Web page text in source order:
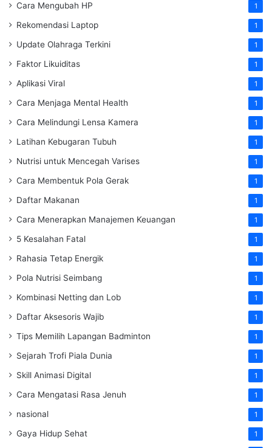
Cara Mengubah HP 1
Rekomendasi Laptop 1
Update Olahraga Terkini 1
Faktor Likuiditas 1
Aplikasi Viral 1
Cara Menjaga Mental Health 1
Cara Melindungi Lensa Kamera 1
Latihan Kebugaran Tubuh 1
Nutrisi untuk Mencegah Varises 1
Cara Membentuk Pola Gerak 1
Daftar Makanan 1
Cara Menerapkan Manajemen Keuangan 1
5 Kesalahan Fatal 1
Rahasia Tetap Energik 1
Pola Nutrisi Seimbang 1
Kombinasi Netting dan Lob 1
Daftar Aksesoris Wajib 1
Tips Memilih Lapangan Badminton 1
Sejarah Trofi Piala Dunia 1
Skill Animasi Digital 1
Cara Mengatasi Rasa Jenuh 1
nasional 1
Gaya Hidup Sehat 1